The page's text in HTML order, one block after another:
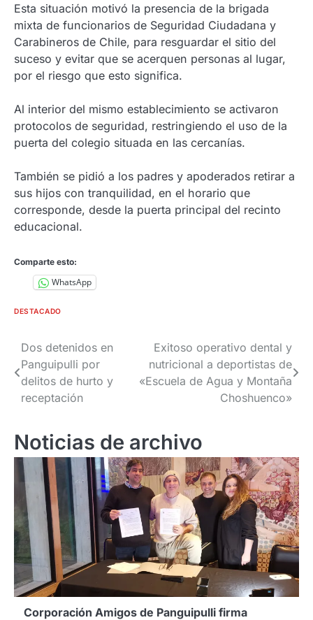
Esta situación motivó la presencia de la brigada
mixta de funcionarios de Seguridad Ciudadana y
Carabineros de Chile, para resguardar el sitio del
suceso y evitar que se acerquen personas al lugar,
por el riesgo que esto significa.
Al interior del mismo establecimiento se activaron
protocolos de seguridad, restringiendo el uso de la
puerta del colegio situada en las cercanías.
También se pidió a los padres y apoderados retirar a
sus hijos con tranquilidad, en el horario que
corresponde, desde la puerta principal del recinto
educacional.
Comparte esto:
WhatsApp
DESTACADO
Navegación
de
entradas
Dos detenidos en
Panguipulli por
delitos de hurto y
receptación
Exitoso operativo dental y
nutricional a deportistas de
«Escuela de Agua y Montaña
Choshuenco»
Noticias de archivo
Corporación Amigos de Panguipulli firma